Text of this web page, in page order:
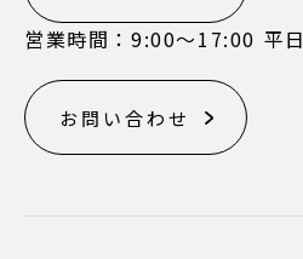
営業時間：9:00〜17:00 平日
お問い合わせ